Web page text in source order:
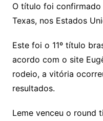
O título foi confirmado
Texas, nos Estados
Este foi o 11º título
acordo com o site
rodeio, a vitória
resultados.
Leme venceu o round